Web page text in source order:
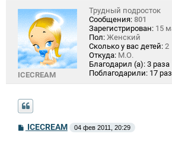
ICECREAM
Трудный подросток
Сообщения: 801
Зарегистрирован: 15
Пол: Женский
Сколько у вас детей: 2
Откуда: М.О.
Благодарил (а): 3 раза
Поблагодарили: 17 раз
СICECREAM 04 фев 2011, 20:29